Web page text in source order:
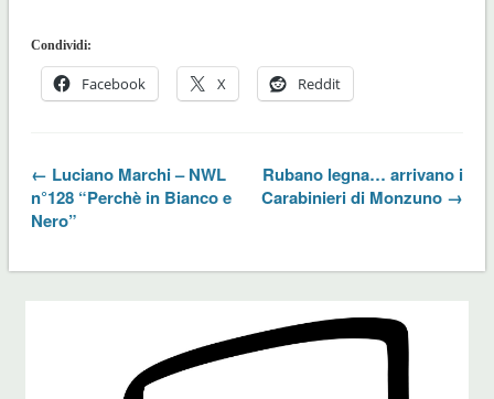
Condividi:
Facebook X Reddit
← Luciano Marchi – NWL
n°128 “Perchè in Bianco e
Nero”
Rubano legna… arrivano i
Carabinieri di Monzuno →